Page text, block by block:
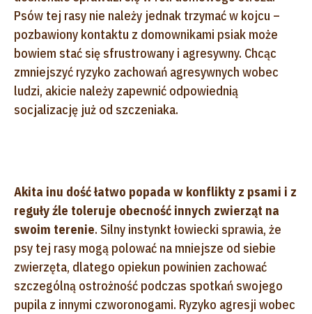
Psów tej rasy nie należy jednak trzymać w kojcu –
pozbawiony kontaktu z domownikami psiak może
bowiem stać się sfrustrowany i agresywny. Chcąc
zmniejszyć ryzyko zachowań agresywnych wobec
ludzi, akicie należy zapewnić odpowiednią
socjalizację już od szczeniaka.
Akita inu dość łatwo popada w konflikty z psami i z
reguły źle toleruje obecność innych zwierząt na
swoim terenie. Silny instynkt łowiecki sprawia, że
psy tej rasy mogą polować na mniejsze od siebie
zwierzęta, dlatego opiekun powinien zachować
szczególną ostrożność podczas spotkań swojego
pupila z innymi czworonogami. Ryzyko agresji wobec